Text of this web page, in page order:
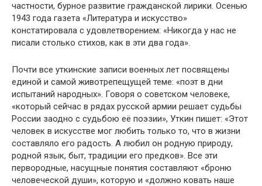
частности, бурное развитие гражданской лирики. Осенью
1943 года газета «Литература и искусство»
констатировала с удовлетворением: «Никогда у нас не
писали столько стихов, как в эти два года».
Почти все уткинские записи военных лет посвящены
единой и самой животрепещущей теме: «поэт в дни
испытаний народных». Говоря о советском человеке,
«который сейчас в рядах русской армии решает судьбы
России заодно с судьбою её поэзии», Уткин пишет: «Этот
человек в искусстве мог любить только то, что в жизни
составляло его радость. А любил он родную природу,
родной язык, быт, традиции его предков». Все эти
первородные, насущные понятия составляют «броню
человеческой души», которую и «должно ковать наше